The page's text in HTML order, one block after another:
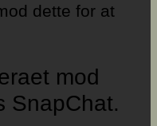
dette for at
mod
SnapChat.